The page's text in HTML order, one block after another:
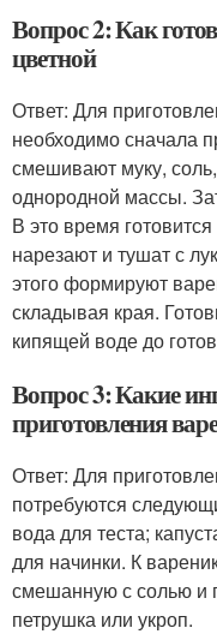
Вопрос 2: Как
цветной
Ответ: Для
необходимо сначала
смешивают муку,
однородной массы.
В это время
нарезают и тушат с
этого формируют
складывая края.
кипящей воде до
Вопрос 3: Какие
приготовления
Ответ: Для
потребуются
вода для теста;
для начинки. К
смешанную с солью и
петрушка или укроп.